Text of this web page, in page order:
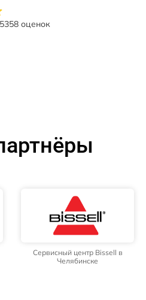
5358 оценок
Сервисный центр Bissell в
Челябинске